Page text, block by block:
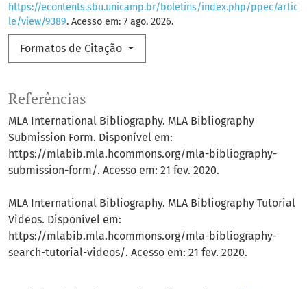
https://econtents.sbu.unicamp.br/boletins/index.php/ppec/artic
le/view/9389. Acesso em: 7 ago. 2026.
Formatos de Citação
Referências
MLA International Bibliography. MLA Bibliography
Submission Form. Disponível em:
https://mlabib.mla.hcommons.org/mla-bibliography-
submission-form/. Acesso em: 21 fev. 2020.
MLA International Bibliography. MLA Bibliography Tutorial
Videos. Disponível em:
https://mlabib.mla.hcommons.org/mla-bibliography-
search-tutorial-videos/. Acesso em: 21 fev. 2020.